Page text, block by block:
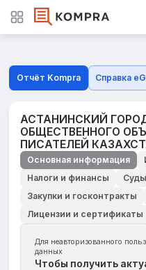
Отчёт Kompra Справка
АСТАНИНСКИЙ
ОБЩЕСТВЕННОГО
ПИСАТЕЛЕЙ
Основная информация
Налоги и финансы
Суды
Закупки и госконтракты
Лицензии и сертификаты
Для неавторизованного
данных
Чтобы получить